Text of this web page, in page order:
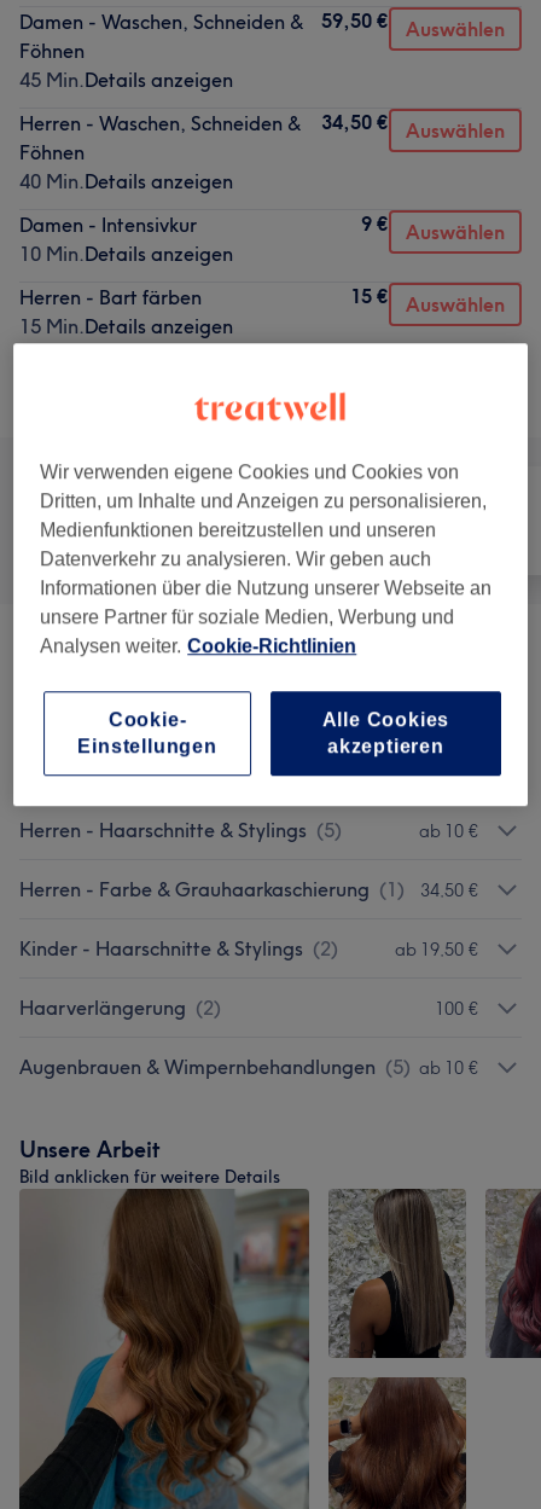
Damen - Waschen, Schneiden &
Föhnen
45 Min.Details anzeigen
59,50 € Auswählen
Herren - Waschen, Schneiden &
Föhnen
40 Min.Details anzeigen
34,50 € Auswählen
Damen - Intensivkur
10 Min.Details anzeigen
9 € Auswählen
Herren - Bart färben
15 Min.Details anzeigen
15 € Auswählen
Alle Friseur
Damen - Haarschnitte & Stylings (9)
Haarkuren & Pflege
Damen - Farbe & Coloration (7) ab 20 €
Herren - Haarschnitte & Stylings (5) ab 10 €
Herren - Farbe & Grauhaarkaschierung (1) 34,50 €
Kinder - Haarschnitte & Stylings (2) ab 19,50 €
Haarverlängerung (2) 100 €
Augenbrauen & Wimpernbehandlungen (5) ab 10 €
Unsere Arbeit
Bild anklicken für weitere Details
Wir verwenden eigene Cookies und Cookies von
Dritten, um Inhalte und Anzeigen zu personalisieren,
Medienfunktionen bereitzustellen und unseren
Datenverkehr zu analysieren. Wir geben auch
Informationen über die Nutzung unserer Webseite an
unsere Partner für soziale Medien, Werbung und
Analysen weiter. Cookie-Richtlinien
Cookie-
Einstellungen
Alle Cookies
akzeptieren